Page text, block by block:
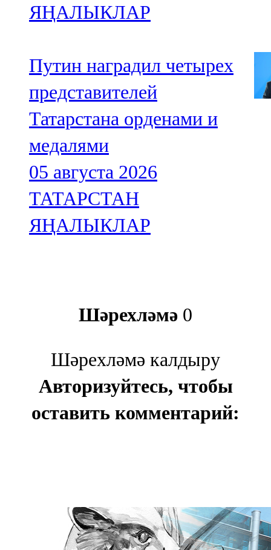
ЯҢАЛЫКЛАР
Путин наградил четырех
представителей
Татарстана орденами и
медалями
05 августа 2026
ТАТАРСТАН
ЯҢАЛЫКЛАР
Шәрехләмә 0
Шәрехләмә калдыру
Авторизуйтесь, чтобы
оставить комментарий: